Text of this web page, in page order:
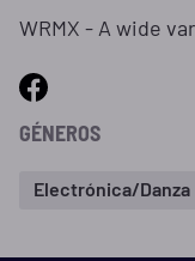
WRMX - A wide
GÉNEROS
Electrónica/Danza